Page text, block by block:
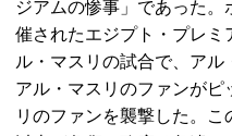
ジアムの惨事」であった
催されたエジプト・プレミ
ル・マスリの試合で、アル
アル・マスリのファンが
リのファンを襲撃した。